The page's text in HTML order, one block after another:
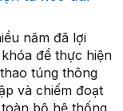
năm đã lợi
để thực hiện
túng thông
và chiếm đoạt